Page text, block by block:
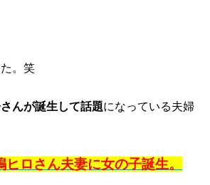
。笑
んが誕生して話題になっている夫婦
ロさん夫妻に女の子誕生。